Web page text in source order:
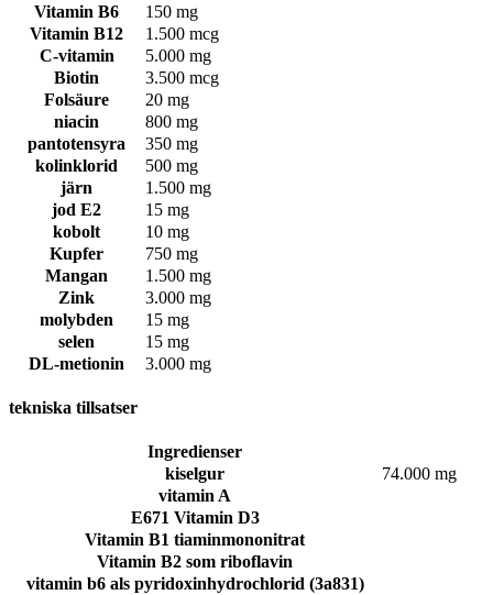
Vitamin B6
150 mg
Vitamin B12
1.500 mcg
C-vitamin
5.000 mg
Biotin
3.500 mcg
Folsäure
20 mg
niacin
800 mg
pantotensyra
350 mg
kolinklorid
500 mg
järn
1.500 mg
jod E2
15 mg
kobolt
10 mg
Kupfer
750 mg
Mangan
1.500 mg
Zink
3.000 mg
molybden
15 mg
selen
15 mg
DL-metionin
3.000 mg
tekniska tillsatser
Ingredienser
kiselgur
74.000 mg
vitamin A
E671 Vitamin D3
Vitamin B1 tiaminmononitrat
Vitamin B2 som riboflavin
vitamin b6 als pyridoxinhydrochlorid (3a831)